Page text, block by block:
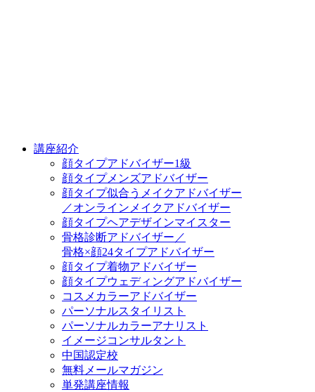
講座紹介
顔タイプアドバイザー1級
顔タイプメンズアドバイザー
顔タイプ似合うメイクアドバイザー
／オンラインメイクアドバイザー
顔タイプヘアデザインマイスター
骨格診断アドバイザー／
骨格×顔24タイプアドバイザー
顔タイプ着物アドバイザー
顔タイプウェディングアドバイザー
コスメカラーアドバイザー
パーソナルスタイリスト
パーソナルカラーアナリスト
イメージコンサルタント
中国認定校
無料メールマガジン
単発講座情報